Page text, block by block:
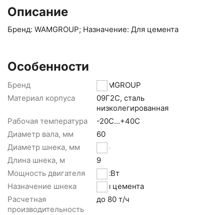
Описание
Бренд: WAMGROUP; Назначение: Для цемента
Особенности
Бренд
WAMGROUP
Материал корпуса
09Г2С, сталь
низколегированная
Рабочая температура
-20С...+40С
Диаметр вала, мм
60
Диаметр шнека, мм
273
Длина шнека, м
9
Мощность двигателя
15 кВт
Назначение шнека
Для цемента
Расчетная
производительность
до 80 т/ч